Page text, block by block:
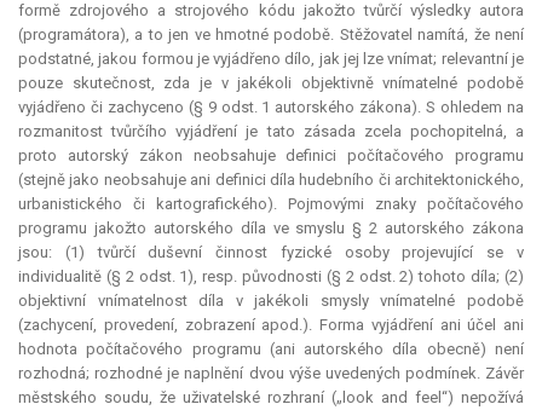
formě zdrojového a strojového kódu jakožto tvůrčí výsledky autora
(programátora), a to jen ve hmotné podobě. Stěžovatel namítá, že není
podstatné, jakou formou je vyjádřeno dílo, jak jej lze vnímat; relevantníje
pouze skutečnost, zda je v jakékoli objektivně vnímatelné podobě
vyjádřeno či zachyceno (§ 9 odst. 1 autorského zákona). S ohledem na
rozmanitost tvůrčího vyjádření je tato zásada zcela pochopitelná, a
proto autorský zákon neobsahuje definici počítačového programu
(stejně jako neobsahuje ani definici díla hudebního či architektonického,
urbanistického či kartografického). Pojmovými znaky počítačového
programu jakožto autorského díla ve smyslu § 2 autorského zákona
jsou: (1) tvůrčí duševní činnost fyzické osoby projevující se v
individualitě (§ 2 odst. 1), resp. původnosti (§ 2 odst. 2) tohoto díla; (2)
objektivní vnímatelnost díla v jakékoli smysly vnímatelné podobě
(zachycení, provedení, zobrazení apod.). Forma vyjádření ani účel ani
hodnota počítačového programu (ani autorského díla obecně) není
rozhodná; rozhodné je naplnění dvou výše uvedených podmínek. Závěr
městského soudu, že uživatelské rozhraní („look and feel“) nepožívá